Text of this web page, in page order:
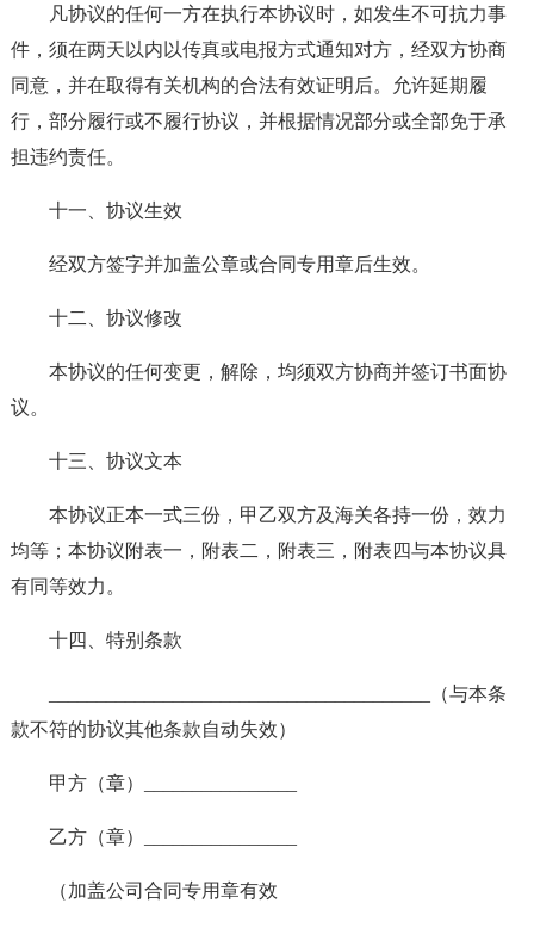
凡协议的任何一方在执行本协议时，如发生不可抗力事
件，须在两天以内以传真或电报方式通知对方，经双方协商
同意，并在取得有关机构的合法有效证明后。允许延期履
行，部分履行或不履行协议，并根据情况部分或全部免于承
担违约责任。
十一、协议生效
经双方签字并加盖公章或合同专用章后生效。
十二、协议修改
本协议的任何变更，解除，均须双方协商并签订书面协
议。
十三、协议文本
本协议正本一式三份，甲乙双方及海关各持一份，效力
均等；本协议附表一，附表二，附表三，附表四与本协议具
有同等效力。
十四、特别条款
________________________________________（与本条
款不符的协议其他条款自动失效）
甲方（章）________________
乙方（章）________________
（加盖公司合同专用章有效